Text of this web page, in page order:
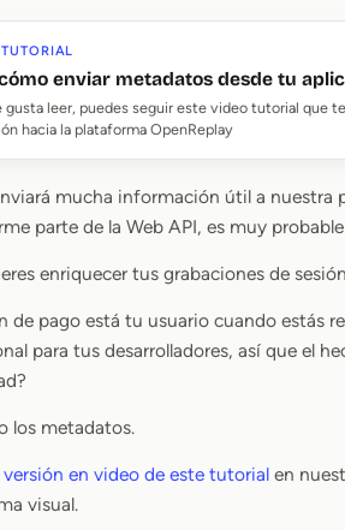
grabaciones
enviar metadatos desde tu
gusta leer, puedes seguir este video tutorial que
hacia la plataforma OpenReplay
mucha información útil a nuestra
parte de la Web API, es muy
enriquecer tus grabaciones de
de pago está tu usuario cuando estás
para tus desarrolladores, así que el
los metadatos.
versión en video de este tutorial en
visual.